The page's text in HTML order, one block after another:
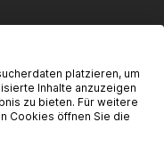
platzieren, um
Inhalte anzuzeigen
zu bieten. Für weitere
Cookies öffnen Sie die